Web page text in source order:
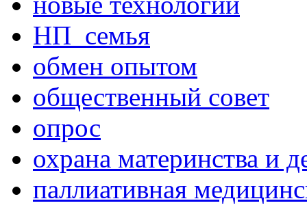
НП_семья
обмен опытом
общественный совет
опрос
охрана материнства и
паллиативная